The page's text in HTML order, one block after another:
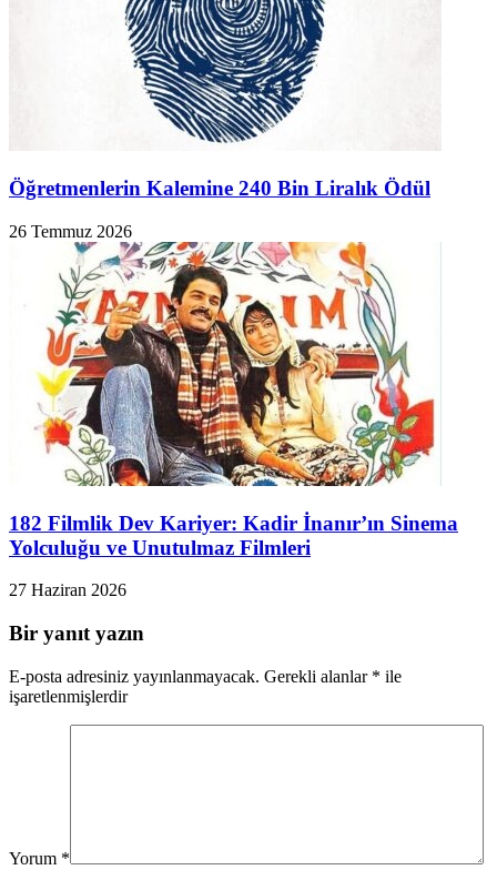
Öğretmenlerin Kalemine 240 Bin Liralık Ödül
26 Temmuz 2026
182 Filmlik Dev Kariyer: Kadir İnanır’ın Sinema
Yolculuğu ve Unutulmaz Filmleri
27 Haziran 2026
Bir yanıt yazın
E-posta adresiniz yayınlanmayacak. Gerekli alanlar * ile
işaretlenmişlerdir
Yorum *